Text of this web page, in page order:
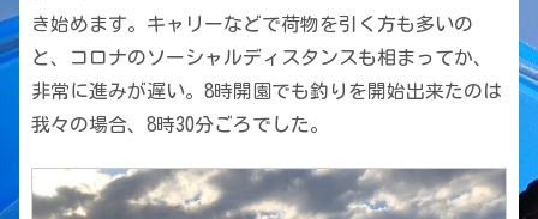
き始めます。キャリーなどで荷物を引く方も多いの
と、コロナのソーシャルディスタンスも相まってか、
非常に進みが遅い。8時開園でも釣りを開始出来たのは
我々の場合、8時30分ごろでした。